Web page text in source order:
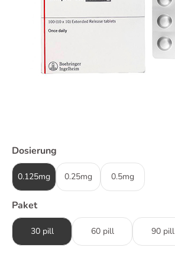
Dosierung
0.125mg 0.25mg 0.5mg
Paket
30 pill 60 pill 90 pill